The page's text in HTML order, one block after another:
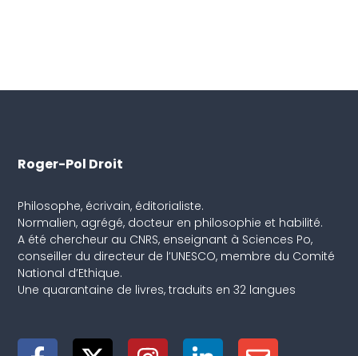
Roger-Pol Droit
Philosophe, écrivain, éditorialiste.
Normalien, agrégé, docteur en philosophie et habilité.
A été chercheur au CNRS, enseignant à Sciences Po,
conseiller du directeur de l’UNESCO, membre du Comité
National d’Ethique.
Une quarantaine de livres, traduits en 32 langues